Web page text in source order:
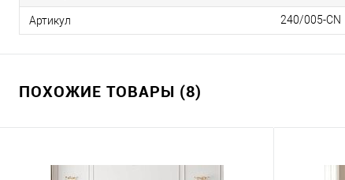
Артикул 240/005-CN
ПОХОЖИЕ ТОВАРЫ (8)